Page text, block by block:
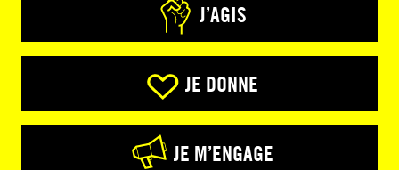
J’AGIS
JE DONNE
JE M’ENGAGE